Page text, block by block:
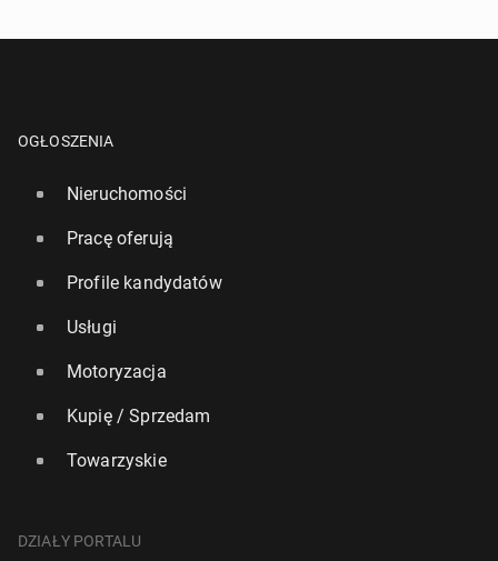
OGŁOSZENIA
Nieruchomości
Pracę oferują
Profile kandydatów
Usługi
Motoryzacja
Kupię / Sprzedam
Towarzyskie
DZIAŁY PORTALU